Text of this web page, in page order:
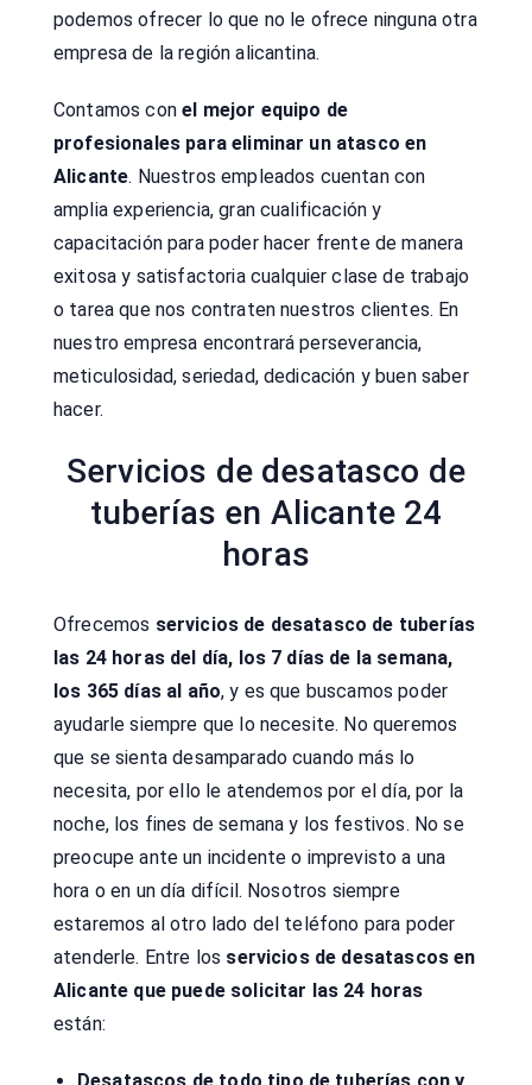
podemos ofrecer lo que no le ofrece ninguna otra
empresa de la región alicantina.
Contamos conel mejor equipo de
profesionales para eliminar un atasco en
Alicante. Nuestros empleados cuentan con
amplia experiencia, gran cualificación y
capacitación para poder hacer frente de manera
exitosa y satisfactoria cualquier clase de trabajo
o tarea que nos contraten nuestros clientes. En
nuestro empresa encontrará perseverancia,
meticulosidad, seriedad, dedicación y buen saber
hacer.
Servicios de desatasco de
tuberías en Alicante 24
horas
Ofrecemos servicios de desatasco de tuberías
las 24 horas del día, los 7 días de la semana,
los 365 días al año, y es que buscamos poder
ayudarle siempre que lo necesite. No queremos
que se sienta desamparado cuando más lo
necesita, por ello le atendemos por el día, por la
noche, los fines de semana y los festivos. No se
preocupe ante un incidente o imprevisto a una
hora o en un día difícil. Nosotros siempre
estaremos al otro lado del teléfono para poder
atenderle. Entre los servicios de desatascos en
Alicante que puede solicitar las 24 horas
están: